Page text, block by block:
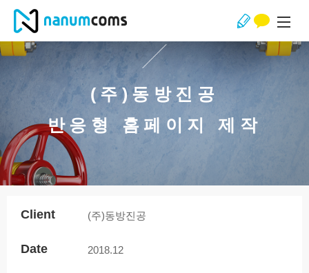
(주)동방진공
반응형 홈페이지 제작
Client (주)동방진공
Date 2018.12